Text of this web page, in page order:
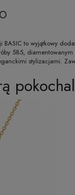
BASIC to wyjątkowy
585,
stylizacjami.